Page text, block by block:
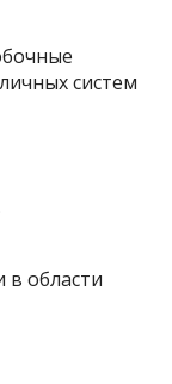
систем
области